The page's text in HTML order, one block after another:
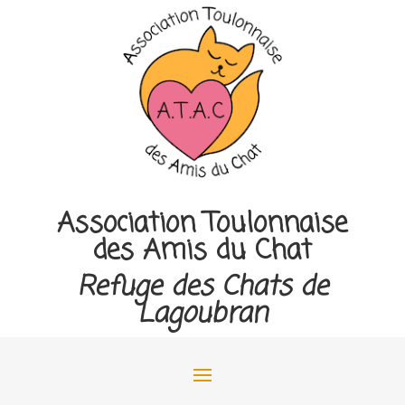
Association Toulonnaise
des Amis du Chat
Refuge des Chats de
Lagoubran